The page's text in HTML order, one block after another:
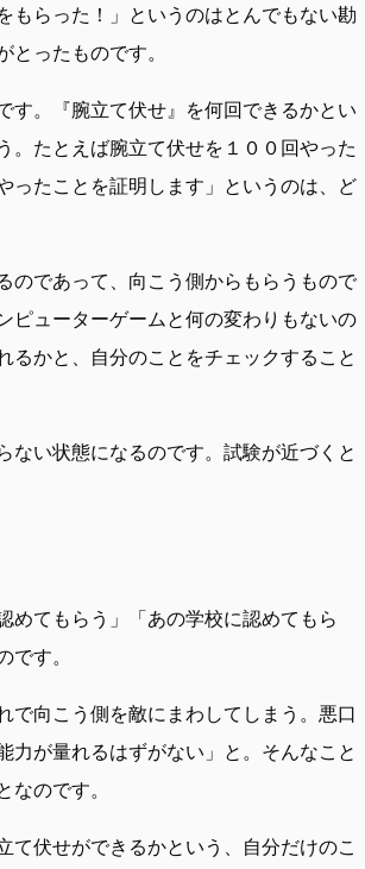
もらった！」というのはとんでもない勘
ったものです。
す。『腕立て伏せ』を何回できるかとい
。たとえば腕立て伏せを１００回やった
ったことを証明します」というのは、ど
のであって、向こう側からもらうもので
ピューターゲームと何の変わりもないの
るかと、自分のことをチェックすること
ない状態になるのです。試験が近づくと
めてもらう」「あの学校に認めてもら
す。
で向こう側を敵にまわしてしまう。悪口
力が量れるはずがない」と。そんなこと
のです。
伏せができるかという、自分だけのこ